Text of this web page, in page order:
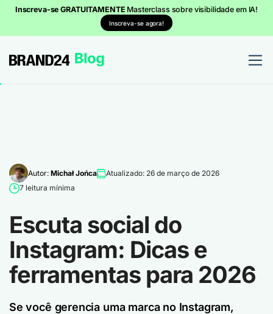
Inscreva-se GRATUITAMENTE Masterclass sobre visibilidade em IA!
Inscreva-se agora!
Autor: Michał Jońca
Atualizado: 26 de março de 2026
7 leitura mínima
Escuta social do
Instagram: Dicas e
ferramentas para 2026
Se você gerencia uma marca no Instagram,